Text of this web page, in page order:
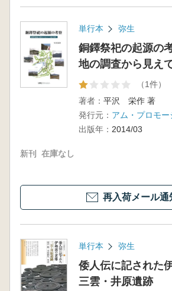
単行本 弥生
銅鐸祭祀の起源の
地の調査から見え
（1件）
著者： 平沢 栄作 著
発行元： アム・プロモー
出版年： 2014/03
新刊 在庫なし
再入荷メール通
単行本 弥生
倭人伝に記された
三雲・井原遺跡